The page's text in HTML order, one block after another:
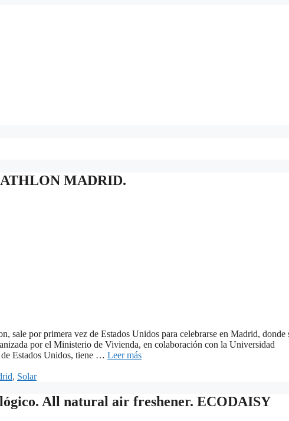
MADRID.
sale por primera vez de Estados Unidos para celebrarse en Madrid, donde
por el Ministerio de Vivienda, en colaboración con la Universidad
Estados Unidos, tiene … Leer más
, Solar
All natural air freshener. ECODAISY